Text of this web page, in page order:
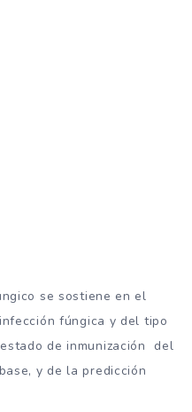
se sostiene en el
fúngica y del tipo
de inmunización del
y de la predicción